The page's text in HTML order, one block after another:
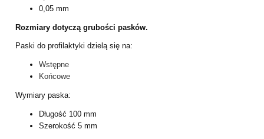
0,05 mm
Rozmiary dotyczą grubości pasków.
Paski do profilaktyki dzielą się na:
Wstępne
Końcowe
Wymiary paska:
Długość 100 mm
Szerokość 5 mm